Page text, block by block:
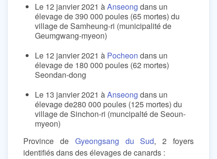
Le 12 janvier 2021 àAnseong dans un
élevage de 390 000 poules (65 mortes) du
village de Samheung-ri (municipalité de
Geumgwang-myeon)
Le 12 janvier 2021 à Pocheon dans un
élevage de 180 000 poules (62 mortes)
Seondan-dong
Le 13 janvier 2021 àAnseong dans un
élevage de280 000 poules (125 mortes) du
village de Sinchon-ri (muncipalté de Seoun-
myeon)
Province de Gyeongsang du Sud, 2 foyers
identifiés dans des élevages de canards :